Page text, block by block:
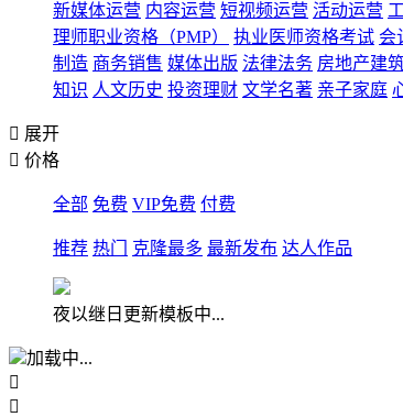
新媒体运营 内容运营 短视频运营 活动运营
理师职业资格（PMP）
执业医师资格考试 会
制造 商务销售 媒体出版 法律法务 房地产建
知识 人文历史 投资理财 文学名著 亲子家庭
 展开
 价格
全部 免费 VIP免费 付费
推荐 热门 克隆最多 最新发布 达人作品
夜以继日更新模板中...
加载中...

